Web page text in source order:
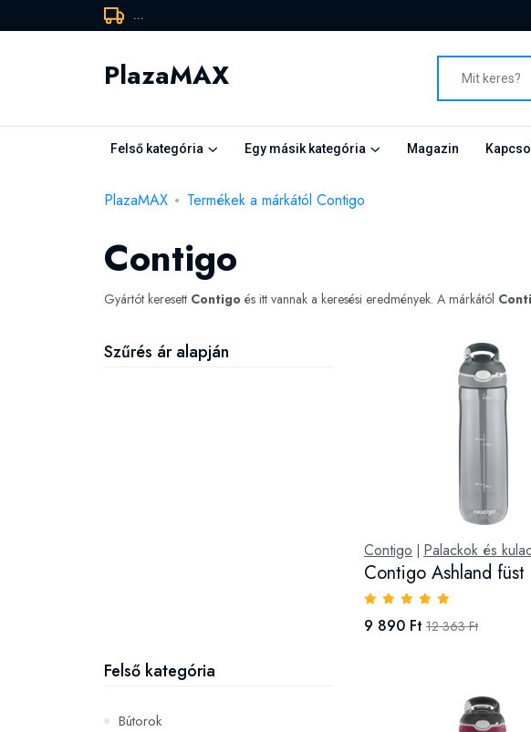
...
PlazaMAX
Felső kategória Egy másik kategória Magazin
PlazaMAX Termékek a márkától Contigo
Contigo
Gyártót keresett Contigo és itt vannak a keresési eredmények. A márkától
Szűrés ár alapján
Felső kategória
Bútorok
Contigo Palackok és
Contigo Ashland füst
9 890 Ft 12 363 Ft